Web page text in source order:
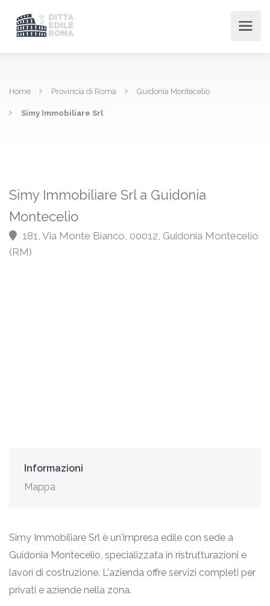
Home Provincia di Roma Guidonia Montecelio
Simy Immobiliare Srl
Simy Immobiliare Srl a Guidonia
Montecelio
181, Via Monte Bianco, 00012, Guidonia Montecelio
(RM)
Informazioni
Mappa
Simy Immobiliare Srl è un'impresa edile con sede a
Guidonia Montecelio, specializzata in ristrutturazioni e
lavori di costruzione. L'azienda offre servizi completi per
privati e aziende nella zona.